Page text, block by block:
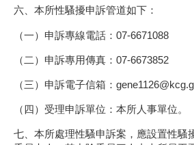
六、本所性騷擾申訴管道如下：
（一）申訴專線電話：07-6671088
（二）申訴專用傳真：07-6673852
（三）申訴電子信箱：
（四）受理申訴單位：本所人事單位。
七、本所處理性騷申訴案，應設置性騷